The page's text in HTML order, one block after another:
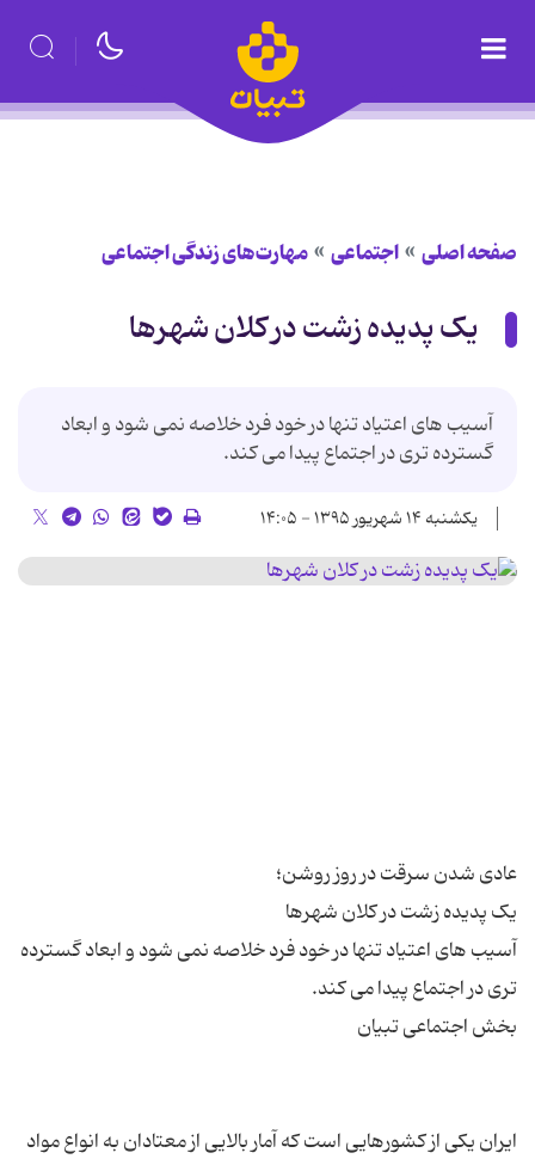
صفحه اصلی اجتماعی مهارت‌های زندگی اجتماعی
یک پدیده زشت در کلان شهرها
آسیب های اعتیاد تنها در خود فرد خلاصه نمی شود و ابعاد
گسترده تری در اجتماع پیدا می کند.
یکشنبه ۱۴ شهریور ۱۳۹۵ - ۱۴:۰۵
آسیب های اعتیاد تنها در خود فرد خلاصه نمی شود و ابعاد گسترده
ایران یکی از کشورهایی است که آمار بالایی از معتادان به انواع مواد